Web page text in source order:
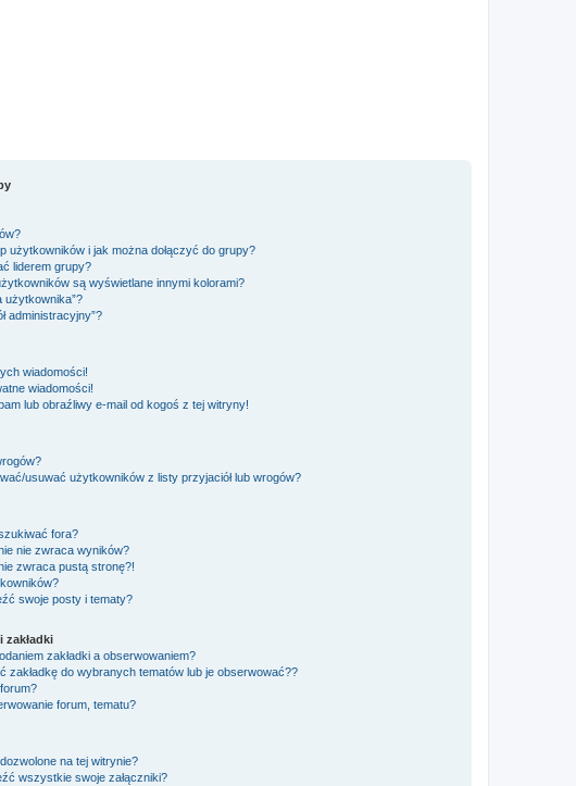
użytkowników i jak można dołączyć do grupy?
liderem grupy?
są wyświetlane innymi kolorami?
użytkownika”?
administracyjny”?
wiadomości!
wiadomości!
lub obraźliwy e-mail od kogoś z tej witryny!
usuwać użytkowników z listy przyjaciół lub wrogów?
fora?
nie zwraca wyników?
zwraca pustą stronę?!
swoje posty i tematy?
zakładki
zakładki a obserwowaniem?
zakładkę do wybranych tematów lub je obserwować??
forum, tematu?
na tej witrynie?
wszystkie swoje załączniki?